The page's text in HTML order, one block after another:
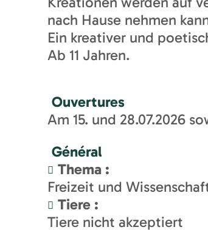
nach Hause nehmen
Ein kreativer und
Ab 11 Jahren.
Ouvertures
Am 15. und 28.07.2026
Général
Thema :
Freizeit und
Tiere :
Tiere nicht akzeptiert